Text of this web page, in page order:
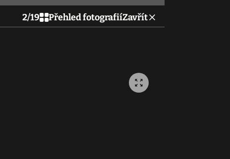
2/19 Přehled fotografiíZavřít